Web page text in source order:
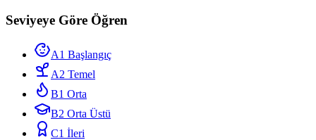
Seviyeye Göre Öğren
A1 Başlangıç
A2 Temel
B1 Orta
B2 Orta Üstü
C1 İleri